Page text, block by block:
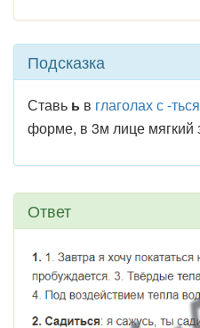
Подсказка
Ставь ь в глаголах с -
форме, в 3м лице мягкий
Ответ